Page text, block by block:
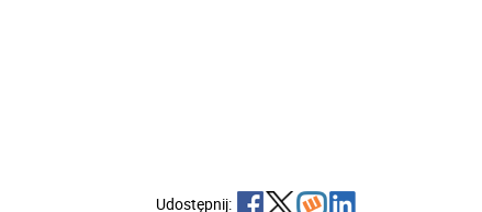
Udostępnij: